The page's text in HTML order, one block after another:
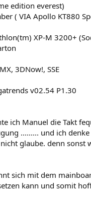
edition everest)
( VIA Apollo KT880
XP-M 3200+
3DNow!, SSE
v02.54 P1.30
ich Manuel die Takt
......... und ich
glaube. denn sonst
sich mit dem
kann und somit